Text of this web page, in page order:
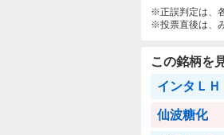
正誤判定は、
投票直後は、
この銘柄を
インタＬＨ
仙波糖化